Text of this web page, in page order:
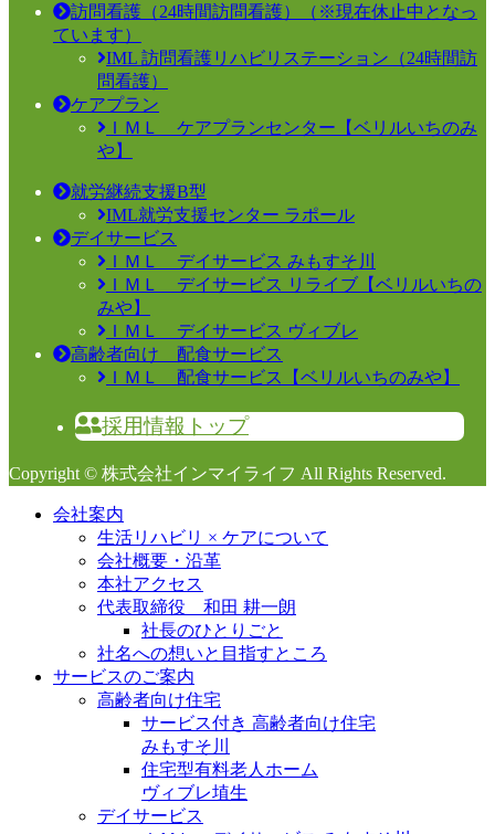
訪問看護（24時間訪問看護）（※現在休止中となっ
ています）
IML 訪問看護リハビリステーション（24時間訪
問看護）
ケアプラン
ＩＭＬ ケアプランセンター【ベリルいちのみ
や】
就労継続支援B型
IML就労支援センター ラポール
デイサービス
ＩＭＬ デイサービス みもすそ川
ＩＭＬ デイサービス リライブ【ベリルいちの
みや】
ＩＭＬ デイサービス ヴィブレ
高齢者向け 配食サービス
ＩＭＬ 配食サービス【ベリルいちのみや】
採用情報トップ
Copyright © 株式会社インマイライフ All Rights Reserved.
会社案内
生活リハビリ × ケアについて
会社概要・沿革
本社アクセス
代表取締役 和田 耕一朗
社長のひとりごと
社名への想いと目指すところ
サービスのご案内
高齢者向け住宅
サービス付き 高齢者向け住宅
みもすそ川
住宅型有料老人ホーム
ヴィブレ埴生
デイサービス